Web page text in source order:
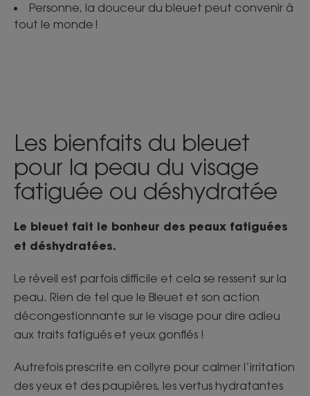
Personne, la douceur du bleuet peut convenir à
tout le monde !
Les bienfaits du bleuet
pour la peau du visage
fatiguée ou déshydratée
Le bleuet fait le bonheur des peaux fatiguées
et déshydratées.
Le réveil est parfois difficile et cela se ressent sur la
peau. Rien de tel que le Bleuet et son action
décongestionnante sur le visage pour dire adieu
aux traits fatigués et yeux gonflés !
Autrefois prescrite en collyre pour calmer l’irritation
des yeux et des paupières, les vertus hydratantes